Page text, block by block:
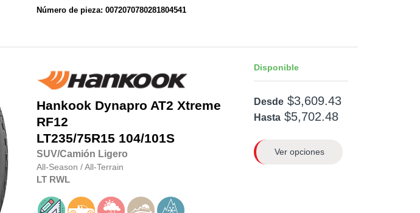
Número de pieza: 0072070780281804541
Hankook Dynapro AT2 Xtreme
RF12
LT235/75R15 104/101S
SUV/Camión Ligero
All-Season /All-Terrain
LT RWL
Disponible
Desde $3,609.43
Hasta $5,702.48
Ver opciones